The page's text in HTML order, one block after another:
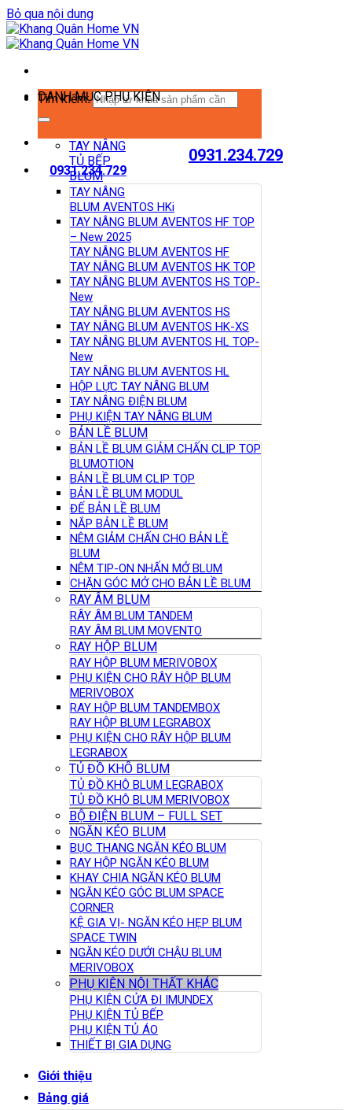
Bỏ qua nội dung
Tìm kiếm:
0931.234.729
0931.234.729
DANH MỤC PHỤ KIỆN
TAY NÂNG
TỦ BẾP
BLUM
TAY NÂNG
BLUM AVENTOS HKi
TAY NÂNG BLUM AVENTOS HF TOP
– New 2025
TAY NÂNG BLUM AVENTOS HF
TAY NÂNG BLUM AVENTOS HK TOP
TAY NÂNG BLUM AVENTOS HS TOP-
New
TAY NÂNG BLUM AVENTOS HS
TAY NÂNG BLUM AVENTOS HK-XS
TAY NÂNG BLUM AVENTOS HL TOP-
New
TAY NÂNG BLUM AVENTOS HL
HỘP LỰC TAY NÂNG BLUM
TAY NÂNG ĐIỆN BLUM
PHỤ KIỆN TAY NÂNG BLUM
BẢN LỀ BLUM
BẢN LỀ BLUM GIẢM CHẤN CLIP TOP
BLUMOTION
BẢN LỀ BLUM CLIP TOP
BẢN LỀ BLUM MODUL
ĐẾ BẢN LỀ BLUM
NẮP BẢN LỀ BLUM
NÊM GIẢM CHẤN CHO BẢN LỀ
BLUM
NÊM TIP-ON NHẤN MỞ BLUM
CHẶN GÓC MỞ CHO BẢN LỀ BLUM
RAY ÂM BLUM
RÂY ÂM BLUM TANDEM
RAY ÂM BLUM MOVENTO
RAY HỘP BLUM
RAY HỘP BLUM MERIVOBOX
PHỤ KIỆN CHO RÂY HỘP BLUM
MERIVOBOX
RAY HỘP BLUM TANDEMBOX
RAY HỘP BLUM LEGRABOX
PHỤ KIỆN CHO RÂY HỘP BLUM
LEGRABOX
TỦ ĐỒ KHÔ BLUM
TỦ ĐỒ KHÔ BLUM LEGRABOX
TỦ ĐỒ KHÔ BLUM MERIVOBOX
BỘ ĐIỆN BLUM – FULL SET
NGĂN KÉO BLUM
BỤC THANG NGĂN KÉO BLUM
RAY HỘP NGĂN KÉO BLUM
KHAY CHIA NGĂN KÉO BLUM
NGĂN KÉO GÓC BLUM SPACE
CORNER
KỆ GIA VỊ- NGĂN KÉO HẸP BLUM
SPACE TWIN
NGĂN KÉO DƯỚI CHẬU BLUM
MERIVOBOX
PHỤ KIỆN NỘI THẤT KHÁC
PHỤ KIỆN CỬA ĐI IMUNDEX
PHỤ KIỆN TỦ BẾP
PHỤ KIỆN TỦ ÁO
THIẾT BỊ GIA DỤNG
Giới thiệu
Bảng giá